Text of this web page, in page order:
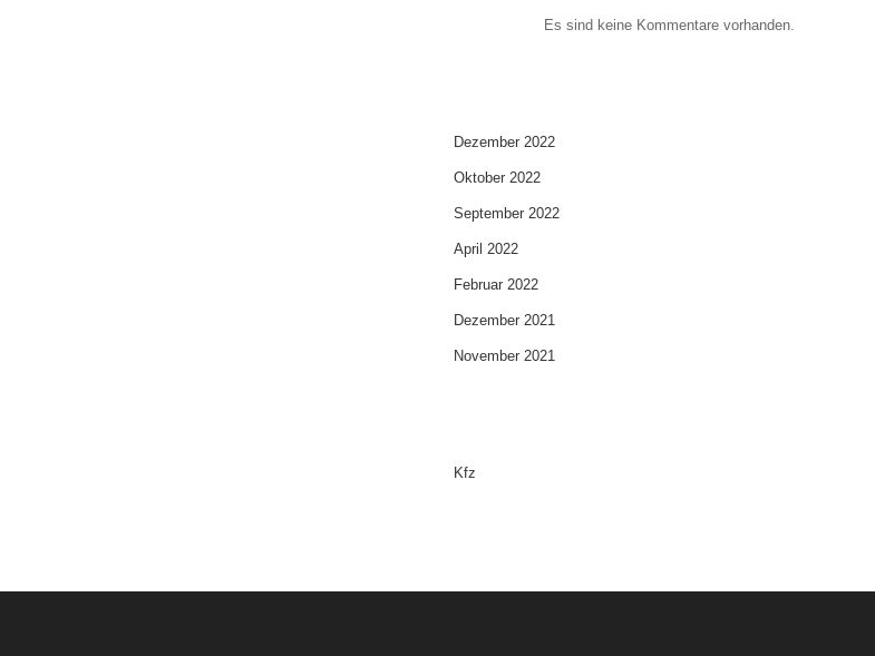
Es sind keine Kommentare vorhanden.
Dezember 2022
Oktober 2022
September 2022
April 2022
Februar 2022
Dezember 2021
November 2021
Kfz